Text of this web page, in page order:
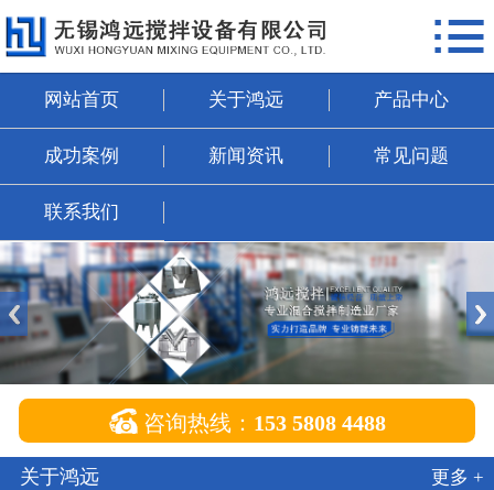
网站首页
新闻资讯
常见问题

网站首页 关于鸿远 产品中心
成功案例 新闻资讯 常见问题
联系我们
 咨询热线： 153 5808 4488
关于鸿远
更多 +